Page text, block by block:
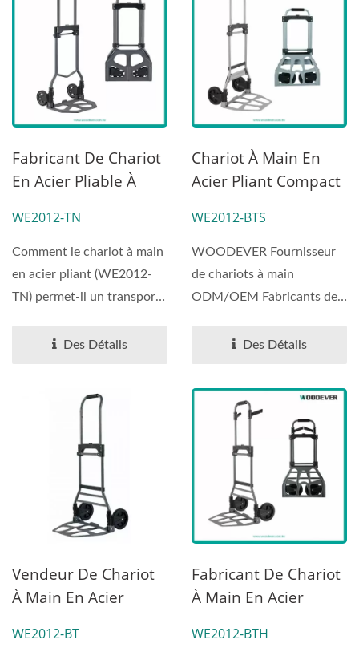
OEM/ODM,
Personnalisez Votre
Chariot À Main.
Fabricant De Chariot
En Acier Pliable À
(charge 75 Kg).
WE2012-TN
Comment le chariot à main
en acier pliant (WE2012-
TN) permet-il un transport
Des Détails
Chariot À Main En
Acier Pliant Compact
(capacité De 100 Kg)
| Fabricants De
Chariots À Main
Service Client
WE2012-BTS
WOODEVER Fournisseur
de chariots à main
ODM/OEM Fabricants de
client...
Des Détails
Vendeur De Chariot
À Main En Acier
Grande Plaque De
WE2012-BT
Fabricant De Chariot
À Main En Acier
Double Poignée
WE2012-BTH